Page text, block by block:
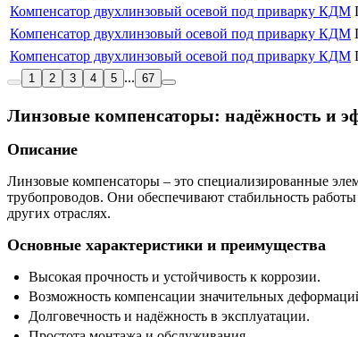
Компенсатор двухлинзовый осевой под приварку КДМ
Компенсатор двухлинзовый осевой под приварку КДМ
Компенсатор двухлинзовый осевой под приварку КДМ
1
2 3 4 5 ... 67
Линзовые компенсаторы: надёжность и
Описание
Линзовые компенсаторы – это специализированные
трубопроводов. Они обеспечивают стабильность
других отраслях.
Основные характеристики и преимущества
Высокая прочность и устойчивость к коррозии.
Возможность компенсации значительных
Долговечность и надёжность в эксплуатации.